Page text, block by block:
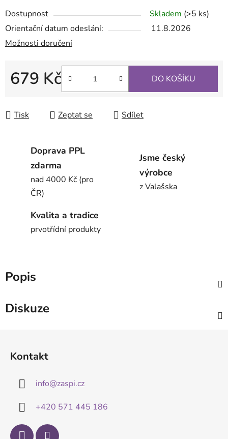
Dostupnost Skladem (>5 ks)
Orientační datum odeslání:
11.8.2026
Možnosti doručení
679 Kč DO KOŠÍKU
Tisk Zeptat se Sdílet
Doprava PPL
zdarma
nad 4000 Kč (pro
ČR)
Jsme český
výrobce
z Valašska
Kvalita a tradice
prvotřídní produkty
Popis
Diskuze
Kontakt
info@zaspi.cz
+420 571 445 186